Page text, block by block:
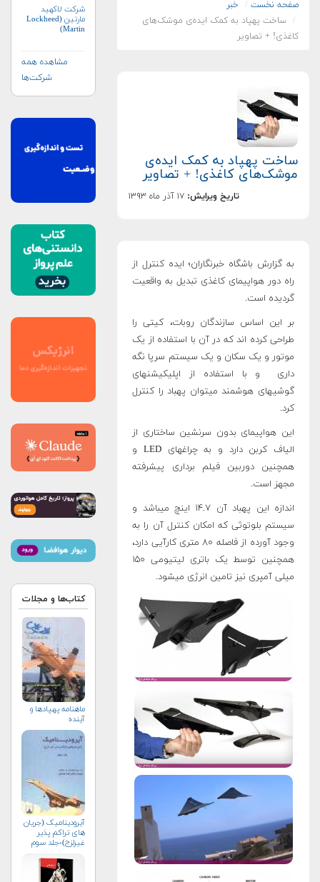
صفحه نخست
خبر
ساخت پهپاد به ‌کمک ایده‌ی موشک‌های
کاغذی! + تصاویر
ساخت پهپاد به ‌کمک ایده‌ی
موشک‌های کاغذی! + تصاویر
تاریخ ویرایش: ۱۷ آذر ماه ۱۳۹۳
به گزارش باشگاه خبرنگاران؛ ایده کنترل از
راه دور هواپیمای کاغذی تبدیل به واقعیت
گردیده است.
بر این اساس سازندگان روبات، کیتی را
طراحی کرده اند که در آن با استفاده از یک
موتور و یک سکان و یک سیستم سرپا نگه
داری و با استفاده از اپلیکیشنهای
گوشیهای هوشمند میتوان پهباد را کنترل
کرد.
این هواپیمای بدون سرنشین ساختاری از
الیاف کربن دارد و به چراغهای LED و
همچنین دوربین فیلم برداری پیشرفته
مجهز است.
اندازه این پهباد آن ۱۴.۷ اینچ میباشد و
سیستم بلوتوثی که امکان کنترل آن را به
وجود آورده از فاصله ۸۰ متری کارآیی دارد،
همچنین توسط یک باتری لیتیومی ۱۵۰
میلی آمپری نیز تامین انرژی میشود.
شرکت لاکهید
مارتین (Lockheed
Martin)
مشاهده همه
شرکت‌ها
کتاب‌ها و مجلات
ماهنامه پهپادها و
آینده
آیرودینامیک (جریان
های تراکم پذیر
غیرلزج)-جلد سوم